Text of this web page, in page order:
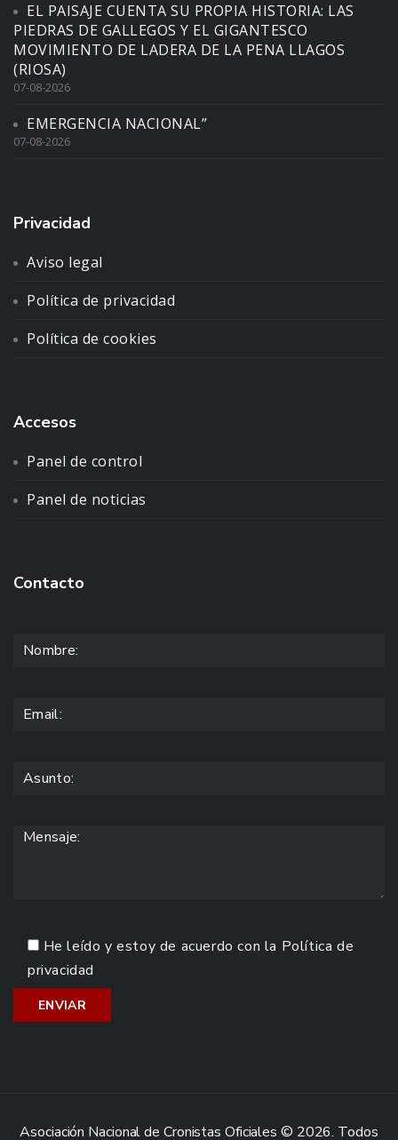
EL PAISAJE CUENTA SU PROPIA HISTORIA: LAS
PIEDRAS DE GALLEGOS Y EL GIGANTESCO
MOVIMIENTO DE LADERA DE LA PENA LLAGOS
(RIOSA)
07-08-2026
EMERGENCIA NACIONAL”
07-08-2026
Privacidad
Aviso legal
Política de privacidad
Política de cookies
Accesos
Panel de control
Panel de noticias
Contacto
He leído y estoy de acuerdo con la Política de
privacidad
Asociación Nacional de Cronistas Oficiales © 2026. Todos